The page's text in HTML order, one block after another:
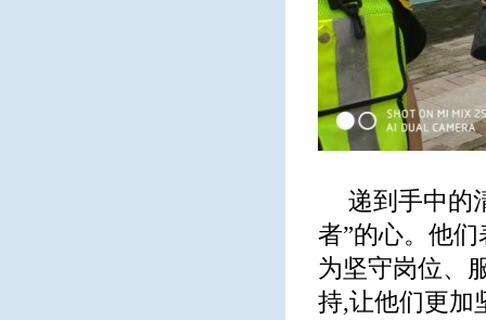
递到手中的
者”的心。他
为坚守岗位、
持,让他们更加